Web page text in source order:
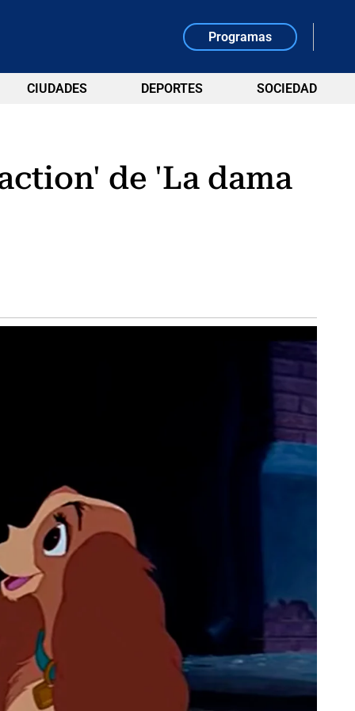
Programas
CIUDADES DEPORTES SOCIEDAD
de 'La dama